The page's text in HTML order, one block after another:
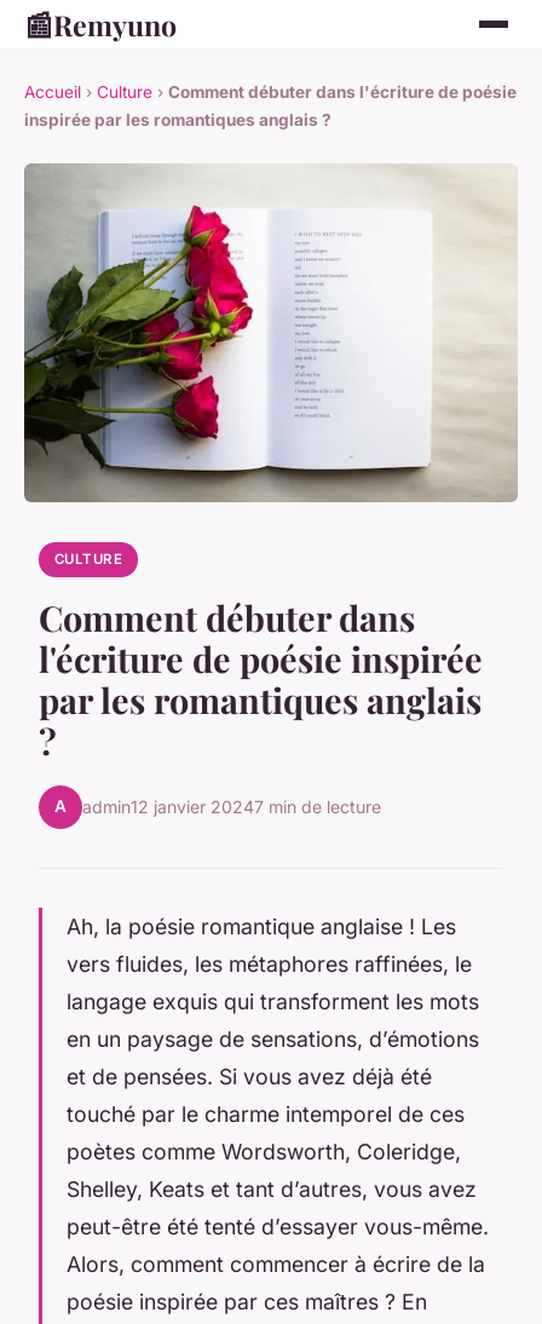
📰Remyuno
Accueil › Culture › Comment débuter dans l'écriture de poésie
inspirée par les romantiques anglais ?
CULTURE
Comment débuter dans
l'écriture de poésie inspirée
par les romantiques anglais
?
A admin12 janvier 20247 min de lecture
Ah, la poésie romantique anglaise ! Les
vers fluides, les métaphores raffinées, le
langage exquis qui transforment les mots
en un paysage de sensations, d’émotions
et de pensées. Si vous avez déjà été
touché par le charme intemporel de ces
poètes comme Wordsworth, Coleridge,
Shelley, Keats et tant d’autres, vous avez
peut-être été tenté d’essayer vous-même.
Alors, comment commencer à écrire de la
poésie inspirée par ces maîtres ? En